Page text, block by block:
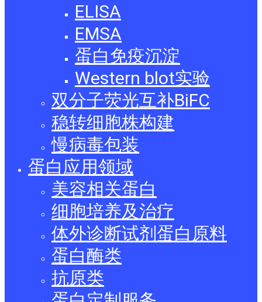
ELISA
EMSA
蛋白免疫沉淀
Western blot实验
双分子荧光互补BiFC
稳转细胞株构建
慢病毒包装
蛋白应用领域
美容相关蛋白
细胞培养及治疗
体外诊断试剂蛋白原料
蛋白酶类
抗原类